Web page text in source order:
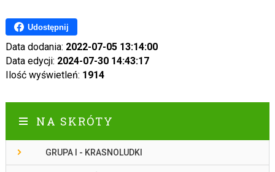
Udostępnij
Data dodania: 2022-07-05 13:14:00
Data edycji: 2024-07-30 14:43:17
Ilość wyświetleń: 1914
NA SKRÓTY
GRUPA I - KRASNOLUDKI